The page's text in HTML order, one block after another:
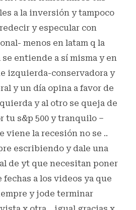
a la inversión y tampoco
y especular con
menos en latam q la
entiende a sí misma y en
izquierda-conservadora y
y un día opina a favor de
y al otro se queja de
tu s&p 500 y tranquilo –
viene la recesión no se ..
escribiendo y dale una
de yt que necesitan poner
a los videos ya que
y jode terminar